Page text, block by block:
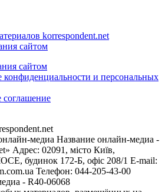
korrespondent.net
сайтом
сайтом
конфиденциальности и персональных
соглашение
медиа Название онлайн-медиа -
Адрес: 02091, місто Київ,
будинок 172-Б, офіс 208/1 E-mail:
Телефон: 044-205-43-00
- R40-06068